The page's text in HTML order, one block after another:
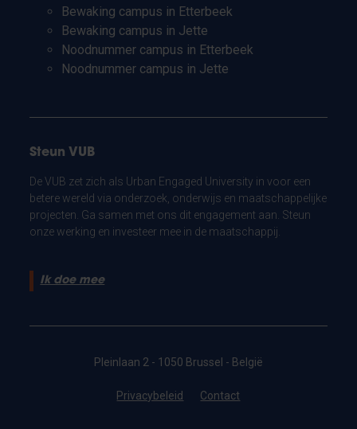
Bewaking campus in Etterbeek
Bewaking campus in Jette
Noodnummer campus in Etterbeek
Noodnummer campus in Jette
Steun VUB
De VUB zet zich als Urban Engaged University in voor een
betere wereld via onderzoek, onderwijs en maatschappelijke
projecten. Ga samen met ons dit engagement aan. Steun
onze werking en investeer mee in de maatschappij.
Ik doe mee
Pleinlaan 2 - 1050 Brussel - België
Privacybeleid Contact